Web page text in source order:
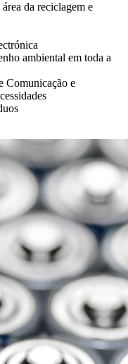
da reciclagem e
ambiental em toda a
Comunicação e